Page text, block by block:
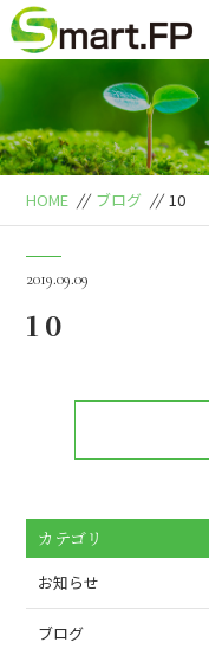
HOME // ブログ // 10
2019.09.09
10
カテゴリ
お知らせ
ブログ